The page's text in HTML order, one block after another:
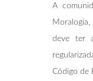
A
Moralogia,
deve ter
Código de